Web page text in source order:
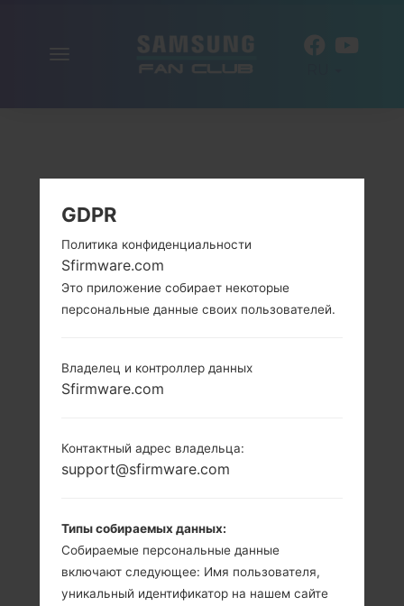
GDPR
Политика конфиденциальности
Sfirmware.com
Это приложение собирает некоторые
персональные данные своих пользователей.
Владелец и контроллер данных
Sfirmware.com
Контактный адрес владельца:
support@sfirmware.com
Типы собираемых данных:
Собираемые персональные данные
включают следующее: Имя пользователя,
уникальный идентификатор на нашем сайте